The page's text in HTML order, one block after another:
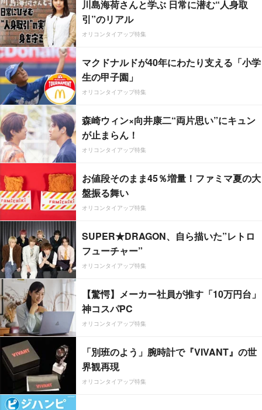
川島海荷さんと学ぶ 日常に潜む“人身取
引”のリアル
オリコンタイアップ特集
マクドナルドが40年にわたり支える「小学
生の甲子園」
オリコンタイアップ特集
森崎ウィン×向井康二“両片思い”にキュン
が止まらん！
オリコンタイアップ特集
お値段そのまま45％増量！ファミマ夏の大
盤振る舞い
オリコンタイアップ特集
SUPER★DRAGON、自ら描いた”レトロ
フューチャー”
オリコンタイアップ特集
【驚愕】メーカー社員が推す「10万円台」
神コスパPC
オリコンタイアップ特集
「別班のよう」腕時計で『VIVANT』の世
界観再現
オリコンタイアップ特集